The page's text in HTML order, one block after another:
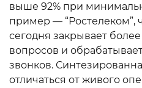
выше 92% при
пример — “Ростелеком”,
сегодня закрывает
вопросов и
звонков.
отличаться от живого